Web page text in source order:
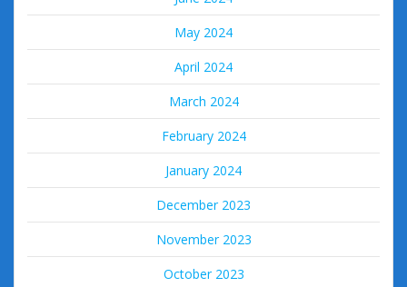
May 2024
April 2024
March 2024
February 2024
January 2024
December 2023
November 2023
October 2023